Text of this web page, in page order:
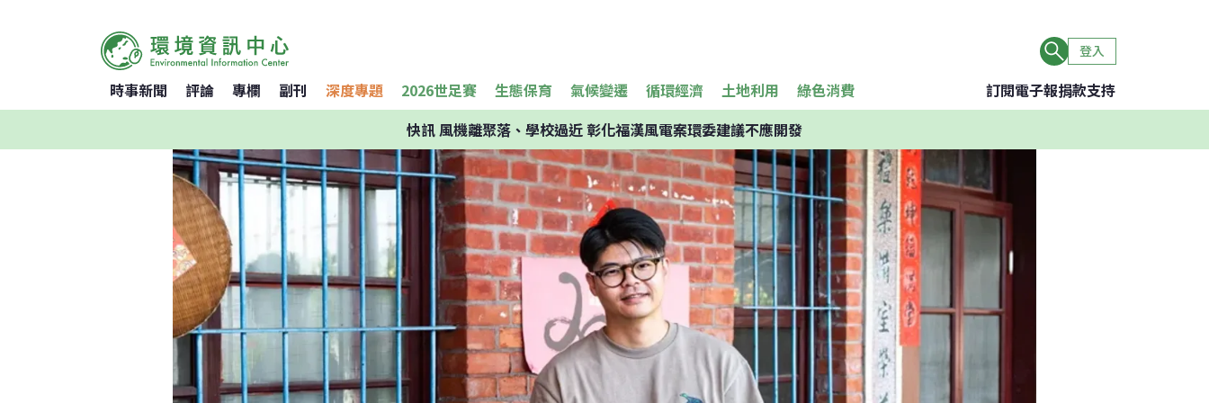
登入
時事新聞 評論 專欄 副刊 深度專題 2026世足賽 生態保育 氣候變遷 循環經濟 土地利用 綠色消費 訂閱電子報捐款支持
快訊風機離聚落、學校過近 彰化福漢風電案環委建議不應開發